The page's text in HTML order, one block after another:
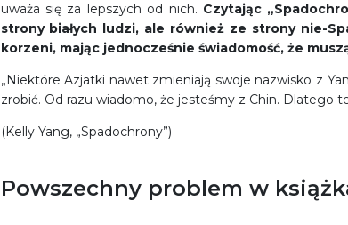
uważa się za lepszych od nich. Czytając
strony białych ludzi, ale również ze strony nie-
korzeni, mając jednocześnie świadomość, że
„Niektóre Azjatki nawet zmieniają swoje nazwisko z
zrobić. Od razu wiadomo, że jesteśmy z Chin. Dlatego
(Kelly Yang, „Spadochrony”)
Powszechny problem w